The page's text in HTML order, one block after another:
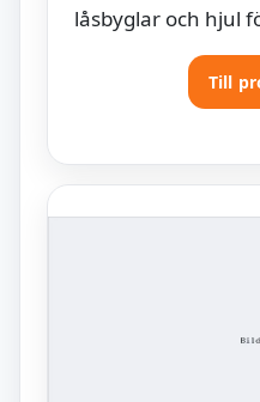
låsbyglar och hjul
Till